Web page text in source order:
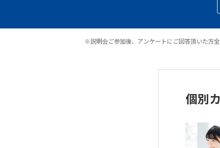
※説明会ご参加後、アンケートにご回答頂いた方
個別